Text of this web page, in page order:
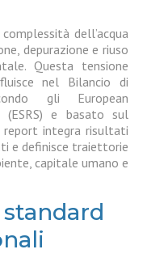
dell’acqua
depurazione e riuso
Questa tensione
nel Bilancio di
gli European
(ESRS) e basato sul
report integra risultati
e definisce traiettorie
capitale umano e